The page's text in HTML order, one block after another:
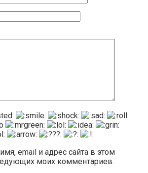
email и адрес сайта в этом
моих комментариев.